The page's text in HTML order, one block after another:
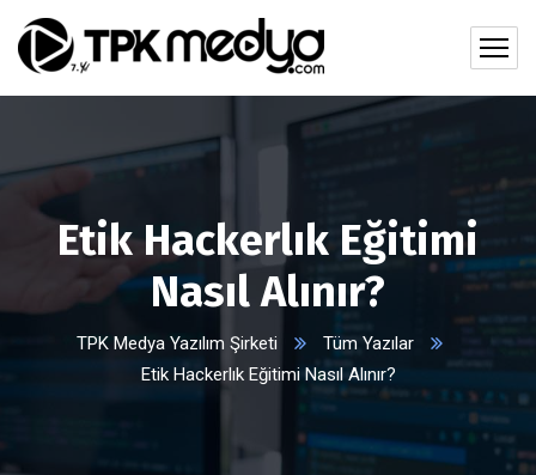
Etik Hackerlık Eğitimi
Nasıl Alınır?
TPK Medya Yazılım Şirketi
Tüm Yazılar
Etik Hackerlık Eğitimi Nasıl Alınır?